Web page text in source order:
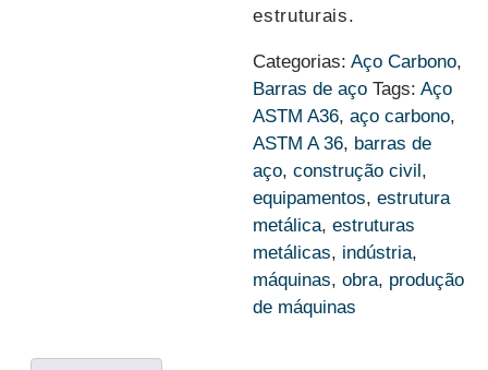
estruturais.
Categorias:Aço Carbono,
Barras de aço Tags:Aço
ASTM A36,aço carbono,
ASTM A 36, barras de
aço,construção civil,
equipamentos,estrutura
metálica,estruturas
metálicas, indústria,
máquinas,obra, produção
de máquinas